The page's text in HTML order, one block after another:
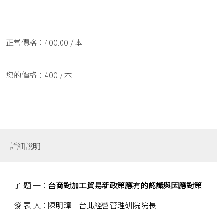
正常價格：400.00/ 本
您的價格：400 / 本
詳細說明
子 題 一： 台商對加工貿易新政策應有的認識與因應對策
發 表 人：陳明璋 台北經營管理研院院長